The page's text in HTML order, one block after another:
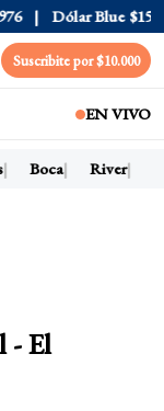
Dólar Blue $1525
Suscribite por $10.000
EN VIVO
Boca River
- El